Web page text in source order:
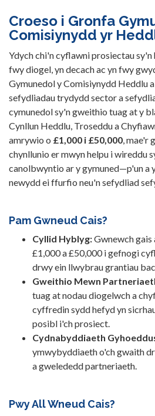
Croeso i Gronfa
Comisiynydd yr
Ydych chi'n cyflawni prosiectau sy'n
fwy diogel, yn decach ac yn fwy
Gymunedol y Comisiynydd Heddlu
sefydliadau trydydd sector a
cymunedol sy'n gweithio tuag at y
Cynllun Heddlu, Troseddu a
amrywio o £1,000 i £50,000, mae'r
chynllunio er mwyn helpu i wireddu
canolbwyntio ar y gymuned—p'un a
newydd ei ffurfio neu'n sefydliad
Pam Gwneud Cais?
Cyllid Hyblyg:Gwnewch
£1,000 a £50,000 i gefnogi
drwy ein llwybrau grantiau
Gweithio Mewn
tuag at nodau diogelwch a
cyffredin sydd hefyd yn
posibl i'ch prosiect.
Cydnabyddiaeth
ymwybyddiaeth o'ch gwaith
a gwelededd partneriaeth.
Pwy All Wneud Cais?